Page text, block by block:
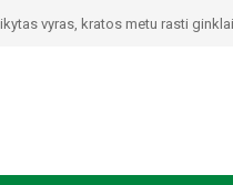
Ūtoje: Vinco Mykolaičio-